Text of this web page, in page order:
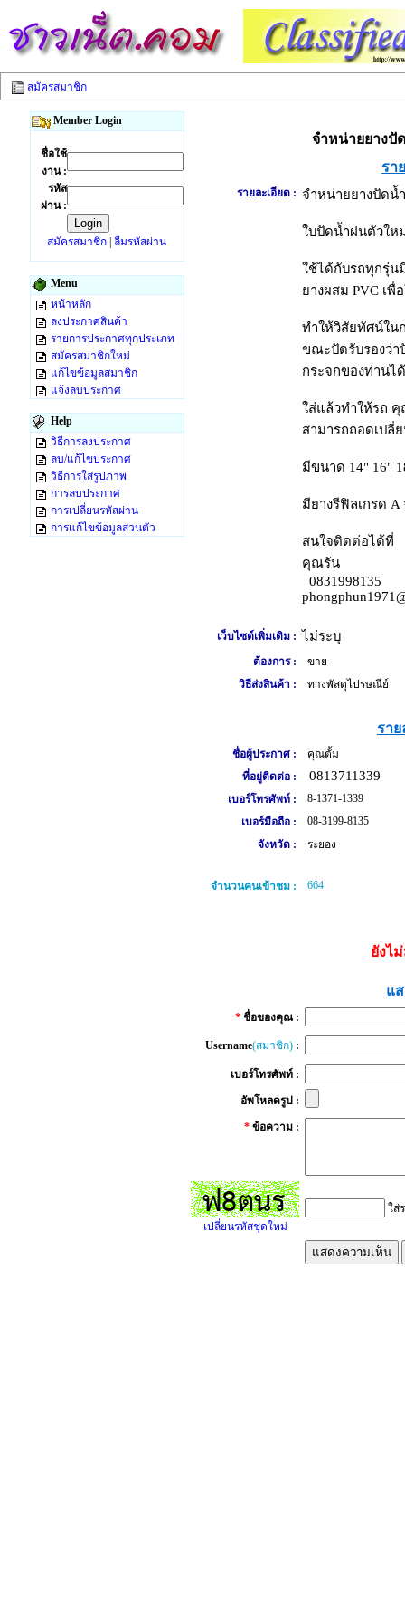
สมัครสมาชิก
Member Login
ชื่อใช้
งาน :
รหัส
ผ่าน :
สมัครสมาชิก ลืมรหัสผ่าน
Menu
หน้าหลัก
ลงประกาศสินค้า
รายการประกาศทุกประเภท
สมัครสมาชิกใหม่
แก้ไขข้อมูลสมาชิก
แจ้งลบประกาศ
Help
วิธีการลงประกาศ
ลบ/แก้ไขประกาศ
วิธีการใส่รูปภาพ
การลบประกาศ
การเปลี่ยนรหัสผ่าน
การแก้ไขข้อมูลส่วนตัว
จำหน่ายยางปั
รา
รายละเอียด : จำหน่ายยางปัดน้
ใบปัดน้ำฝนตัวให
ใช้ได้กับรถทุกรุ่น
ยางผสม PVC เ
ทำให้วิสัยทัศน์ใ
ขณะปัดรับรองว่า
กระจกของท่านไ
ใส่แล้วทำให้รถ
สามารถถอดเปลี่
มีขนาด 14" 16"
มียางรีฟิลเกรด A
สนใจติดต่อได้ที่
คุณรัน
0831998135
เว็บไซต์เพิ่มเติม : ไม่ระบุ
ต้องการ :
ขาย
วิธีส่งสินค้า :
ทางพัสดุไปรษณีย์
ราย
ชื่อผู้ประกาศ :
คุณตั้ม
ที่อยู่ติดต่อ :
0813711339
เบอร์โทรศัพท์ :
8-1371-1339
เบอร์มือถือ :
08-3199-8135
จังหวัด :
ระยอง
จำนวนคนเข้าชม : 664
ยังไ
แ
* ชื่อของคุณ :
Username(สมาชิก) :
เบอร์โทรศัพท์ :
อัพโหลดรูป :
* ข้อความ :
เปลี่ยนรหัสชุดใหม่
ใส่